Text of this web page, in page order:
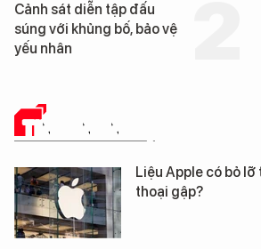
Cảnh sát diễn tập đấu
súng với khủng bố, bảo vệ
yếu nhân
TIN CÔNG NGHỆ
Liệu Apple có bỏ
thoại gập?